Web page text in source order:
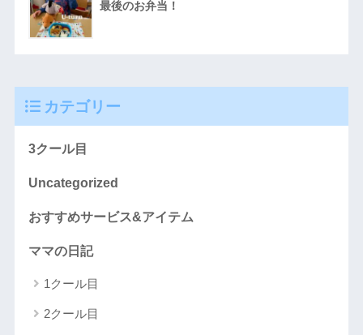
最後のお弁当！
カテゴリー
3クール目
Uncategorized
おすすめサービス&アイテム
ママの日記
1クール目
2クール目